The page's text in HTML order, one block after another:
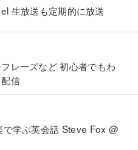
生放送も定期的に放送
レーズなど初心者でもわ
信
学ぶ英会話 Steve Fox @